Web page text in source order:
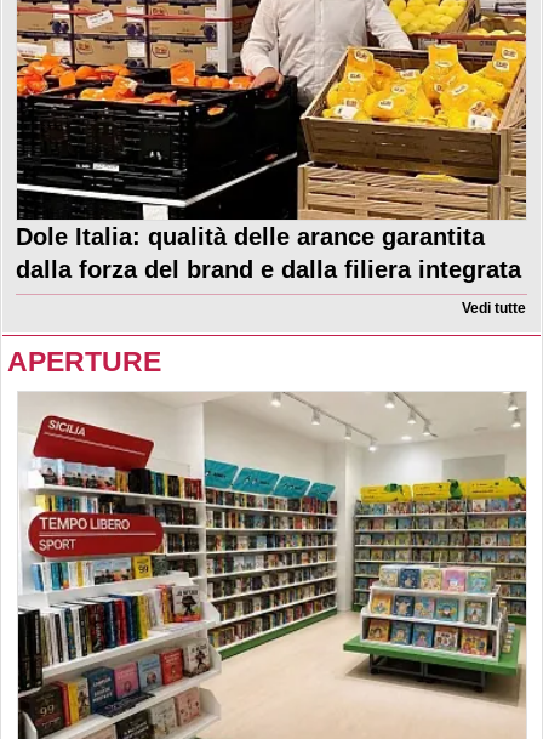
Dole Italia: qualità delle arance garantita
dalla forza del brand e dalla filiera integrata
Vedi tutte
APERTURE